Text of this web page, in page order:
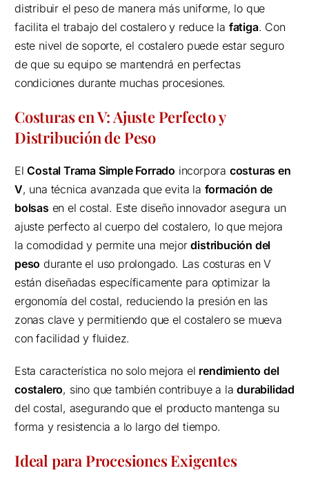
distribuir el peso de manera más uniforme, lo que
facilita el trabajo del costalero y reduce la fatiga. Con
este nivel de soporte, el costalero puede estar seguro
de que su equipo se mantendrá en perfectas
condiciones durante muchas procesiones.
Costuras en V: Ajuste Perfecto y
Distribución de Peso
ElCostal Trama Simple Forrado incorpora costuras en
V, una técnica avanzada que evita la formación de
bolsasen el costal. Este diseño innovador asegura un
ajuste perfecto al cuerpo del costalero, lo que mejora
la comodidad y permite una mejordistribución del
peso durante el uso prolongado. Las costuras en V
están diseñadas específicamente para optimizar la
ergonomía del costal, reduciendo la presión en las
zonas clave y permitiendo que el costalero se mueva
con facilidad y fluidez.
Esta característica no solo mejora el rendimiento del
costalero, sino que también contribuye a ladurabilidad
del costal, asegurando que el producto mantenga su
forma y resistencia a lo largo del tiempo.
Ideal para Procesiones Exigentes